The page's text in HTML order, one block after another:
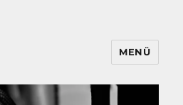
MENÜ